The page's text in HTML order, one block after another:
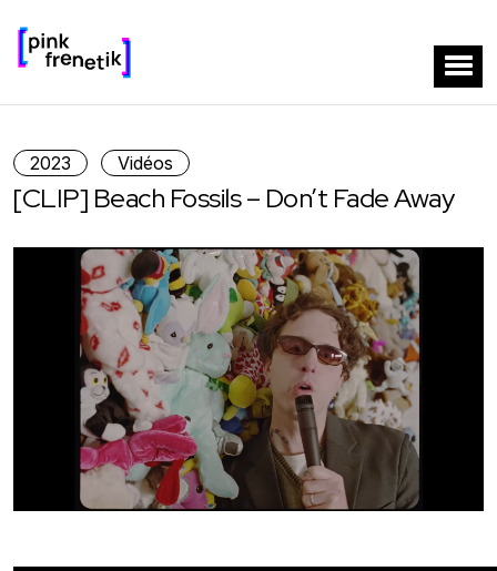
2023 Vidéos
[CLIP] Beach Fossils – Don’t Fade Away